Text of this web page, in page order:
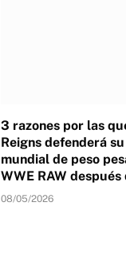
3 razones por las
Reigns defenderá
mundial de peso
WWE RAW después
08/05/2026